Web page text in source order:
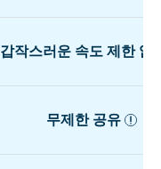
갑작스러운 속도 제한 없
무제한 공유